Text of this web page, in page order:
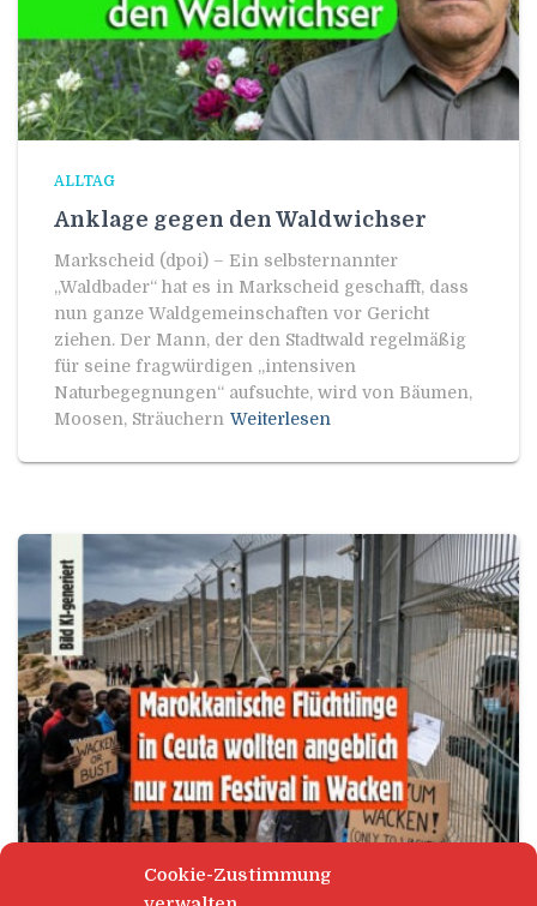
Cookie-Zustimmung
ALLTAG
Anklage gegen den Waldwichser
Markscheid (dpoi) – Ein selbsternannter
„Waldbader“ hat es in Markscheid geschafft, dass
nun ganze Waldgemeinschaften vor Gericht
ziehen. Der Mann, der den Stadtwald regelmäßig
für seine fragwürdigen „intensiven
Naturbegegnungen“ aufsuchte, wird von Bäumen,
Moosen, Sträuchern Weiterlesen